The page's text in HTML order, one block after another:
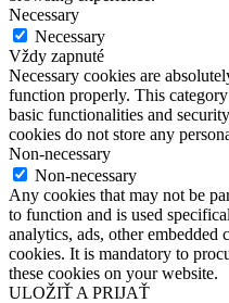
Necessary
Necessary
Vždy zapnuté
Necessary cookies are
function properly. This
basic functionalities and
cookies do not store any
Non-necessary
Non-necessary
Any cookies that may not be
to function and is used
analytics, ads, other embedded
cookies. It is mandatory to
these cookies on your website.
ULOŽIŤ A PRIJAŤ